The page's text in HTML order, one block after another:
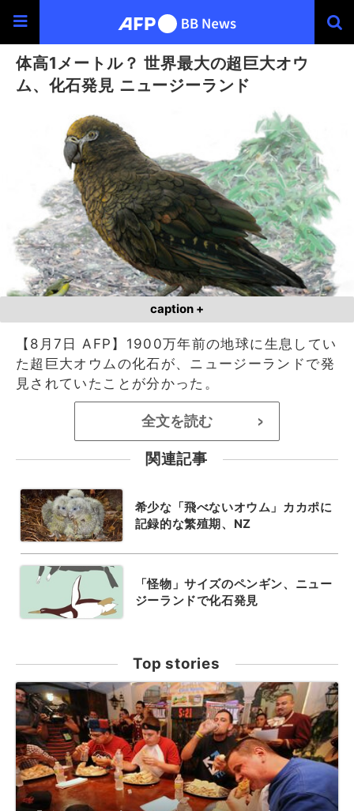
体高1メートル？ 世界最大の超巨大オウ
ム、化石発見 ニュージーランド
caption +
【8月7日 AFP】1900万年前の地球に生息してい
た超巨大オウムの化石が、ニュージーランドで発
見されていたことが分かった。
全文を読む >
関連記事
希少な「飛べないオウム」カカポに
記録的な繁殖期、NZ
「怪物」サイズのペンギン、ニュー
ジーランドで化石発見
Top stories